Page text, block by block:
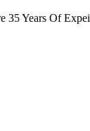
35 Years Of